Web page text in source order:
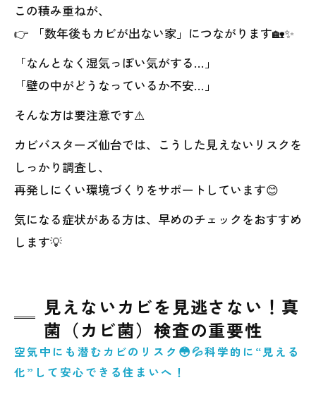
この積み重ねが、
👉 「数年後もカビが出ない家」につながります🏡✨
「なんとなく湿気っぽい気がする…」
「壁の中がどうなっているか不安…」
そんな方は要注意です⚠
カビバスターズ仙台では、こうした見えないリスクを
しっかり調査し、
再発しにくい環境づくりをサポートしています😊
気になる症状がある方は、早めのチェックをおすすめ
します💡
見えないカビを見逃さない！真
菌（カビ菌）検査の重要性
空気中にも潜むカビのリスク😳💦科学的に“見える
化”して安心できる住まいへ！